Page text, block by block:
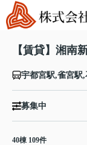
【賃貸】湘南
募集中
40棟 109件